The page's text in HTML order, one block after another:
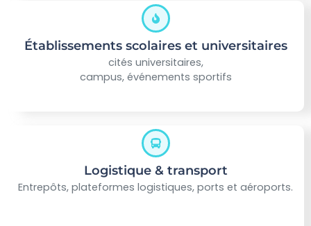
Établissements scolaires et universitaires
cités universitaires,
campus, événements sportifs
Logistique & transport
Entrepôts, plateformes logistiques, ports et aéroports.